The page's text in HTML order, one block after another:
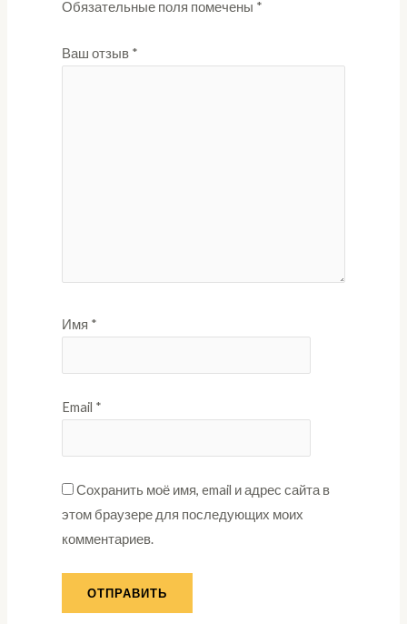
Обязательные поля помечены *
Ваш отзыв *
Имя *
Email *
Сохранить моё имя, email и адрес сайта в
этом браузере для последующих моих
комментариев.